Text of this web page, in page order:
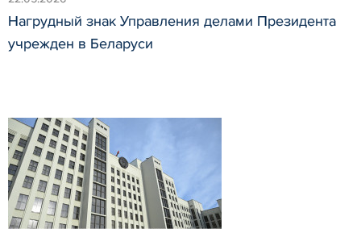
Нагрудный знак Управления делами Президента
учрежден в Беларуси